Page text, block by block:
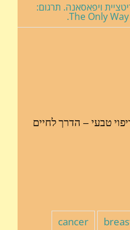
ויפאסאנה. תרגום:
טבעי – הדרך לחיים
cancer